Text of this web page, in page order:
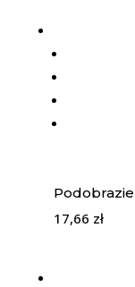
Podobrazie
17,66 zł